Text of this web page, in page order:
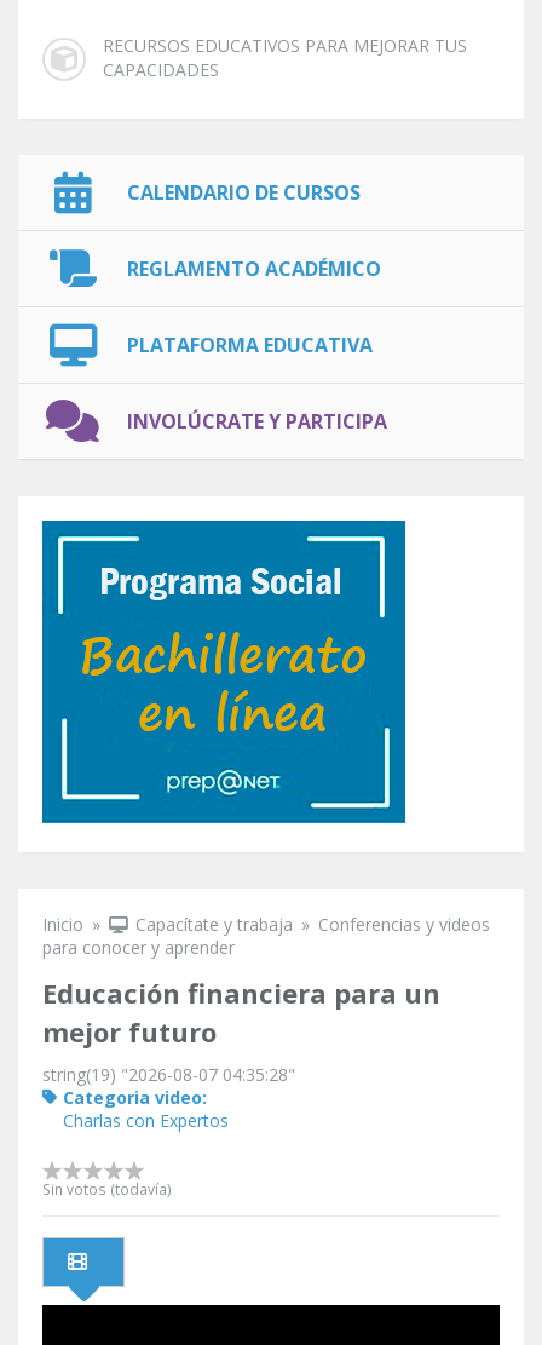
RECURSOS EDUCATIVOS PARA MEJORAR TUS
CAPACIDADES
CALENDARIO DE CURSOS
REGLAMENTO ACADÉMICO
PLATAFORMA EDUCATIVA
INVOLÚCRATE Y PARTICIPA
Se encuentra usted aquí
Inicio » Capacítate y trabaja » Conferencias y videos
para conocer y aprender
Educación financiera para un
mejor futuro
string(19) "2026-08-07 04:35:28"
Categoria video:
Charlas con Expertos
Sin votos (todavía)